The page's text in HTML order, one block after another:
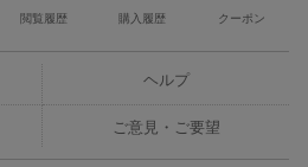
閲覧履歴 購入履歴 クーポン
ヘルプ
ご意見・ご要望